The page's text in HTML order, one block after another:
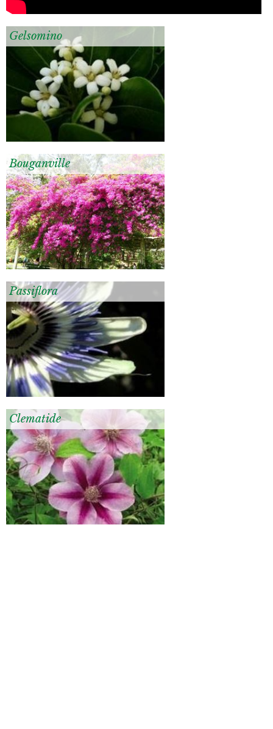
Gelsomino
Bouganville
Passiflora
Clematide